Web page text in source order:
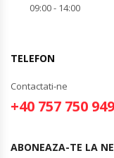
09:00 - 14:00
TELEFON
Contactati-ne
+40 757 750 949
ABONEAZA-TE LA